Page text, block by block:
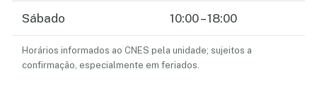
Sábado 10:00 – 18:00
Horários informados ao CNES pela unidade; sujeitos a
confirmação, especialmente em feriados.